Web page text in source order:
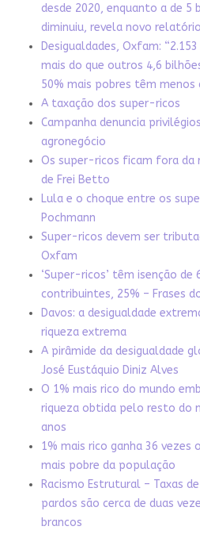
desde 2020, enquanto a de 5
diminuiu, revela novo
Desigualdades, Oxfam:
mais do que outros 4,6
50% mais pobres têm menos
A taxação dos super-ricos
Campanha denuncia
agronegócio
Os super-ricos ficam fora
de Frei Betto
Lula e o choque entre os
Pochmann
Super-ricos devem ser
Oxfam
‘Super-ricos’ têm isenção de
contribuintes, 25% – Frases
Davos: a desigualdade
riqueza extrema
A pirâmide da desigualdade
José Eustáquio Diniz Alves
O 1% mais rico do mundo
riqueza obtida pelo resto do
anos
1% mais rico ganha 36 vezes
mais pobre da população
Racismo Estrutural – Taxas
pardos são cerca de duas
brancos